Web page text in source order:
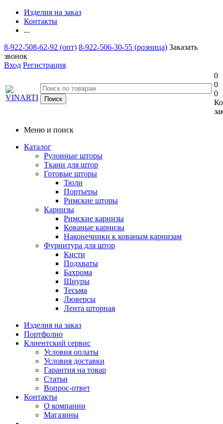
Изделия на заказ
Контакты
...
8-922-508-62-92 (опт) 8-922-506-30-55 (розница) Заказать
звонок
Вход Регистрация
0
0
0
Меню и поиск
Каталог
Рулонные шторы
Ткани для штор
Готовые шторы
Тюли
Портьеры
Римские шторы
Карнизы
Римские карнизы
Кованые карнизы
Наконечники к кованым карнизам
Фурнитура для штор
Кисти
Подхваты
Бахрома
Шнуры
Тесьма
Люверсы
Лента шторная
Изделия на заказ
Портфолио
Клиентский сервис
Условия оплаты
Условия доставки
Гарантия на товар
Статьи
Вопрос-ответ
Контакты
О компании
Магазины